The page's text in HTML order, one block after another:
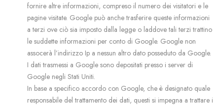
fornire altre informazioni, compreso il numero dei visitatori e le
pagine visitate. Google può anche trasferire queste informazioni
a terzi ove ciò sia imposto dalla legge o laddove tali terzi trattino
le suddette informazioni per conto di Google. Google non
assocerà l’indirizzo Ip a nessun altro dato posseduto da Google.
I dati trasmessi a Google sono depositati presso i server di
Google negli Stati Uniti.
In base a specifico accordo con Google, che è designato quale
responsabile del trattamento dei dati, questi si impegna a trattare i